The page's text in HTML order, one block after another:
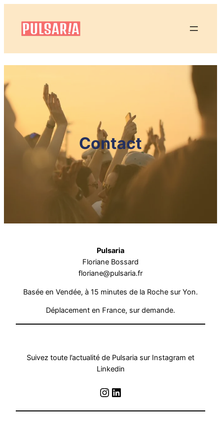
Contact
Pulsaria
Floriane Bossard
floriane@pulsaria.fr
Basée en Vendée, à 15 minutes de la Roche sur Yon.
Déplacement en France, sur demande.
Suivez toute l’actualité de Pulsaria sur Instagram et
Linkedin
Instagram
LinkedIn